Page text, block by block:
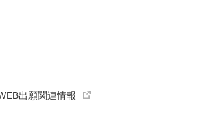
出願関連情報